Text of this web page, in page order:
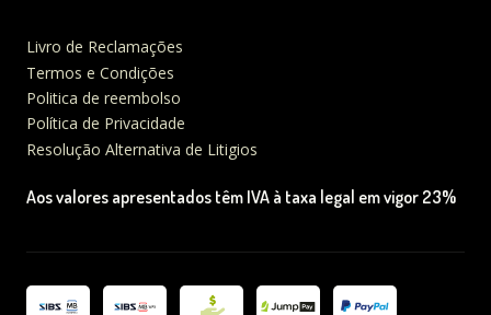
Livro de Reclamações
Termos e Condições
Politica de reembolso
Política de Privacidade
Resolução Alternativa de Litigios
Aos valores apresentados têm IVA à taxa legal em vigor 23%